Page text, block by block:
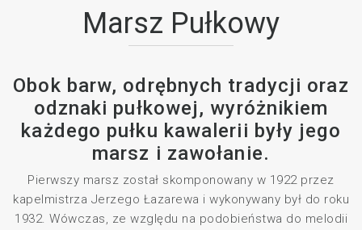
Marsz Pułkowy
Obok barw, odrębnych tradycji oraz
odznaki pułkowej, wyróżnikiem
każdego pułku kawalerii były jego
marsz i zawołanie.
Pierwszy marsz został skomponowany w 1922 przez
kapelmistrza Jerzego Łazarewa i wykonywany był do roku
1932. Wówczas, ze względu na podobieństwa do melodii